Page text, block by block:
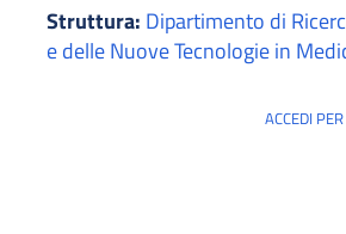
Struttura: Dipartimento di
e delle Nuove Tecnologie in
ACCEDI